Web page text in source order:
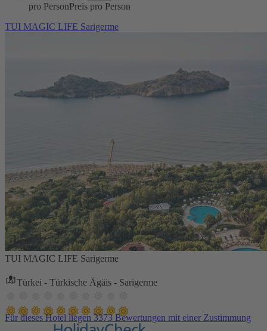
pro PersonPreis pro Person
TUI MAGIC LIFE Sarigerme
TUI MAGIC LIFE Sarigerme
Türkei - Türkische Ägäis - Sarigerme
Für dieses Hotel liegen 3373 Bewertungen mit einer Zustimmung